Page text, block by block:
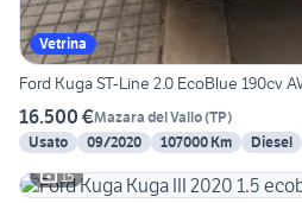
Vetrina
Ford Kuga ST-Line 2.0 EcoBlue 190cv
16.500 €Mazara del Vallo(TP)
Usato
09/2020 107000 Km Diesel
15